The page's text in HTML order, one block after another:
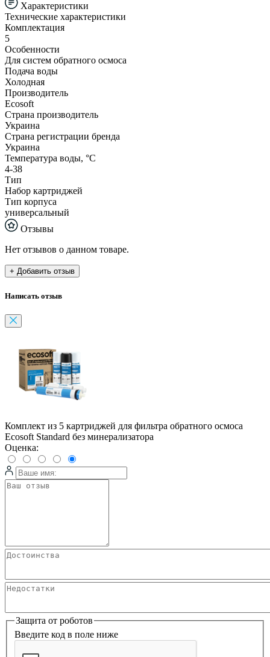
Характеристики
Технические характеристики
Комплектация
5
Особенности
Для систем обратного осмоса
Подача воды
Холодная
Производитель
Ecosoft
Страна производитель
Украина
Страна регистрации бренда
Украина
Температура воды, °С
4-38
Тип
Набор картриджей
Тип корпуса
универсальный
Отзывы
Нет отзывов о данном товаре.
+ Добавить отзыв
Написать отзыв
Комплект из 5 картриджей для фильтра обратного осмоса
Ecosoft Standard без минерализатора
Оценка:
Защита от роботов
Введите код в поле ниже